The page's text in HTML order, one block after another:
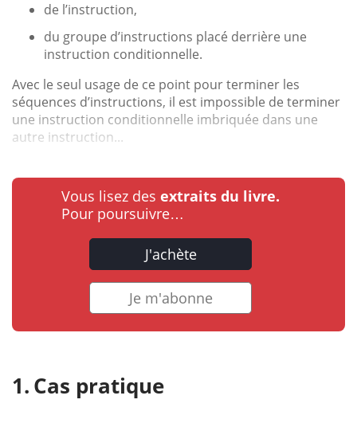
de l’instruction,
du groupe d’instructions placé derrière une
instruction conditionnelle.
Avec le seul usage de ce point pour terminer les
séquences d’instructions, il est impossible de terminer
une instruction conditionnelle imbriquée dans une
autre instruction...
Vous lisez des extraits du livre.
Pour poursuivre…
J'achète
Je m'abonne
Cas pratique